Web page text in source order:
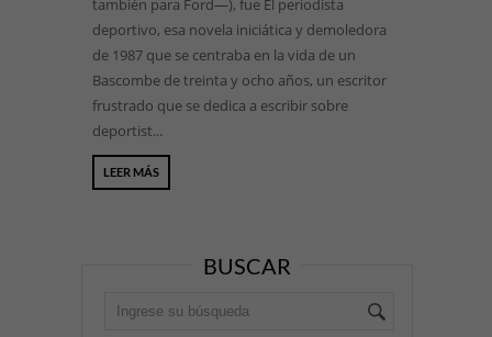
también para Ford—), fue El periodista
deportivo, esa novela iniciática y demoledora
de 1987 que se centraba en la vida de un
Bascombe de treinta y ocho años, un escritor
frustrado que se dedica a escribir sobre
deportist...
LEER MÁS
BUSCAR